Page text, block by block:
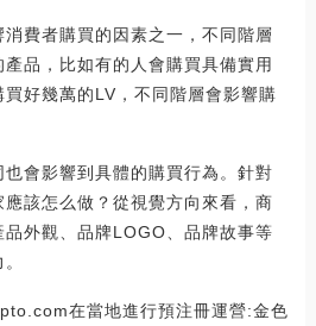
費者購買的因素之一，不同階層
品，比如有的人會購買具備實用
好幾萬的LV，不同階層會影響購
會影響到具體的購買行為。針對
該怎么做？從視覺方向來看，商
外觀、品牌LOGO、品牌故事等
在當地進行預注冊運營:金色